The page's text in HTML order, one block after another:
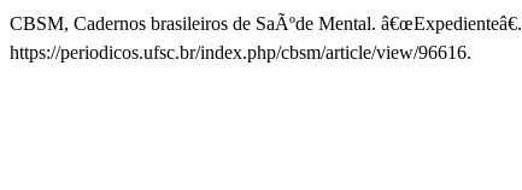
CBSM, Cadernos brasileiros de SaÃºde Mental. â€œExpedienteâ€.
https://periodicos.ufsc.br/index.php/cbsm/article/view/96616.